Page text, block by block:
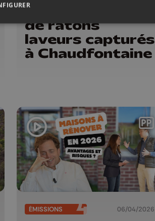
Une trentaine
de ratons
laveurs capturés
à Chaudfontaine
ÉMISSIONS 06/04/2026